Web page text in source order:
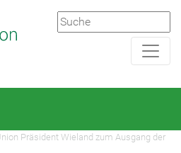
Präsident Wieland zum Ausgang der